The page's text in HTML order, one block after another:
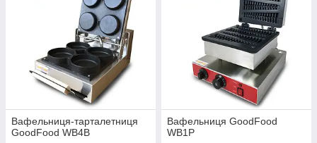
Вафельниця-тарталетниця
GoodFood WB4B
Вафельниця GoodFood
WB1P